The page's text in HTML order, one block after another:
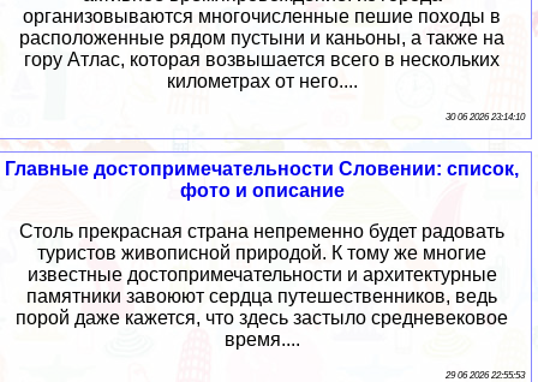
организовываются многочисленные пешие походы в
расположенные рядом пустыни и каньоны, а также на
гору Атлас, которая возвышается всего в нескольких
километрах от него....
30 06 2026 23:14:10
Главные достопримечательности Словении: список,
фото и описание
Столь прекрасная страна непременно будет радовать
туристов живописной природой. К тому же многие
известные достопримечательности и архитектурные
памятники завоюют сердца путешественников, ведь
порой даже кажется, что здесь застыло средневековое
время....
29 06 2026 22:55:53